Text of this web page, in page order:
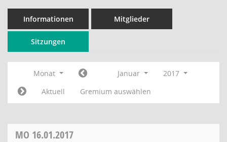
Informationen Mitglieder
Sitzungen
Monat Januar
2017
Aktuell
Gremium auswählen
MO 16.01.2017